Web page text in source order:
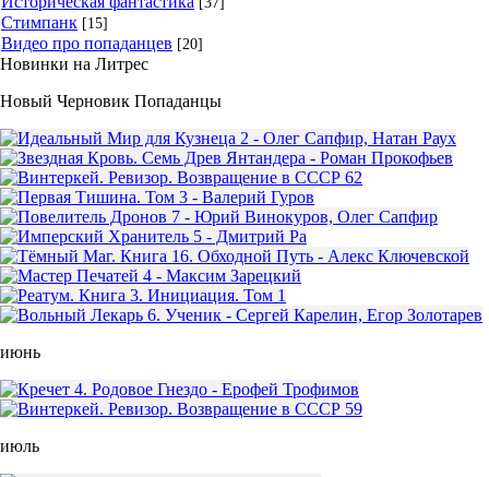
Стимпанк [15]
Видео про попаданцев [20]
Новинки на Литрес
Новый Черновик Попаданцы
июнь
июль